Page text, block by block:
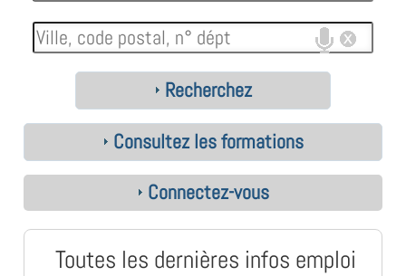
Recherchez
Consultez les formations
Connectez-vous
Toutes les dernières infos emploi